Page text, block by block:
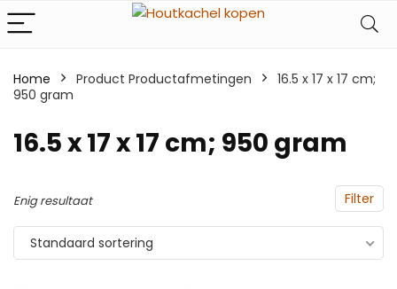
Home Product Productafmetingen
‎16.5 x 17 x 17 cm;
950 gram
‎16.5 x 17 x 17 cm; 950 gram
Filter
Enig resultaat
Standaard sortering